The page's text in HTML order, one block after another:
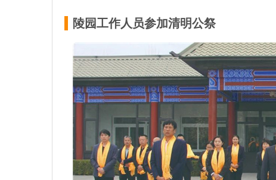
陵园工作人员参加清明公祭